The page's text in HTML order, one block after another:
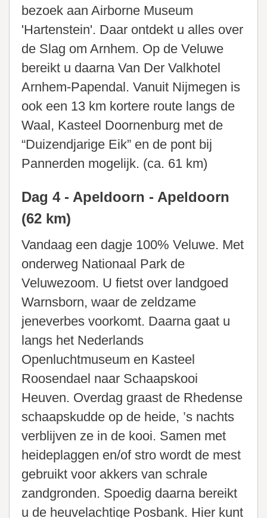
bezoek aan Airborne Museum
'Hartenstein'. Daar ontdekt u alles over
de Slag om Arnhem. Op de Veluwe
bereikt u daarna Van Der Valkhotel
Arnhem-Papendal. Vanuit Nijmegen is
ook een 13 km kortere route langs de
Waal, Kasteel Doornenburg met de
“Duizendjarige Eik” en de pont bij
Pannerden mogelijk. (ca. 61 km)
Dag 4 - Apeldoorn - Apeldoorn
(62 km)
Vandaag een dagje 100% Veluwe. Met
onderweg Nationaal Park de
Veluwezoom. U fietst over landgoed
Warnsborn, waar de zeldzame
jeneverbes voorkomt. Daarna gaat u
langs het Nederlands
Openluchtmuseum en Kasteel
Roosendael naar Schaapskooi
Heuven. Overdag graast de Rhedense
schaapskudde op de heide, ’s nachts
verblijven ze in de kooi. Samen met
heideplaggen en/of stro wordt de mest
gebruikt voor akkers van schrale
zandgronden. Spoedig daarna bereikt
u de heuvelachtige Posbank. Hier kunt